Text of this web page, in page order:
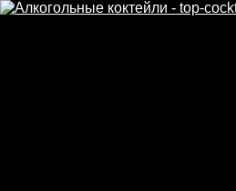
Перейти к основному содержанию